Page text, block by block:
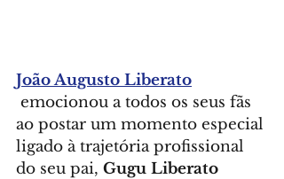
João Augusto Liberato
emocionou a todos os seus fãs
ao postar um momento especial
ligado à trajetória profissional
do seu pai, Gugu Liberato